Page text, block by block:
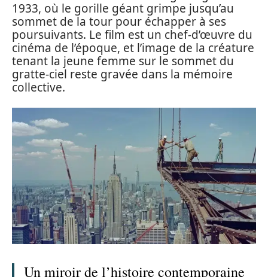
1933, où le gorille géant grimpe jusqu’au
sommet de la tour pour échapper à ses
poursuivants. Le film est un chef-d’œuvre du
cinéma de l’époque, et l’image de la créature
tenant la jeune femme sur le sommet du
gratte-ciel reste gravée dans la mémoire
collective.
Un miroir de l’histoire contemporaine